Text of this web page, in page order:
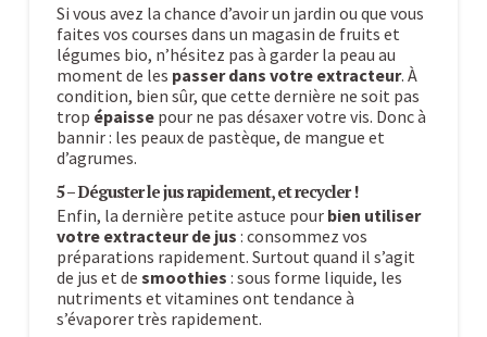
Si vous avez la chance d’avoir un jardin ou que vous
faites vos courses dans un magasin de fruits et
légumes bio, n’hésitez pas à garder la peau au
moment de les passer dans votre extracteur. À
condition, bien sûr, que cette dernière ne soit pas
trop épaissepour ne pas désaxer votre vis. Donc à
bannir : les peaux de pastèque, de mangue et
d’agrumes.
5 – Déguster le jus rapidement, et recycler !
Enfin, la dernière petite astuce pour bien utiliser
votre extracteur de jus : consommez vos
préparations rapidement. Surtout quand il s’agit
de jus et de smoothies : sous forme liquide, les
nutriments et vitamines ont tendance à
s’évaporer très rapidement.